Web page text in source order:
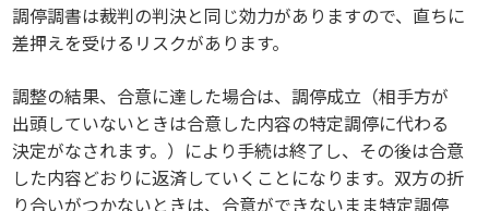
調停調書は裁判の判決と同じ効力がありますので、直ちに
差押えを受けるリスクがあります。
調整の結果、合意に達した場合は、調停成立（相手方が
出頭していないときは合意した内容の特定調停に代わる
決定がなされます。）により手続は終了し、その後は合意
した内容どおりに返済していくことになります。双方の折
り合いがつかないときは、合意ができないまま特定調停